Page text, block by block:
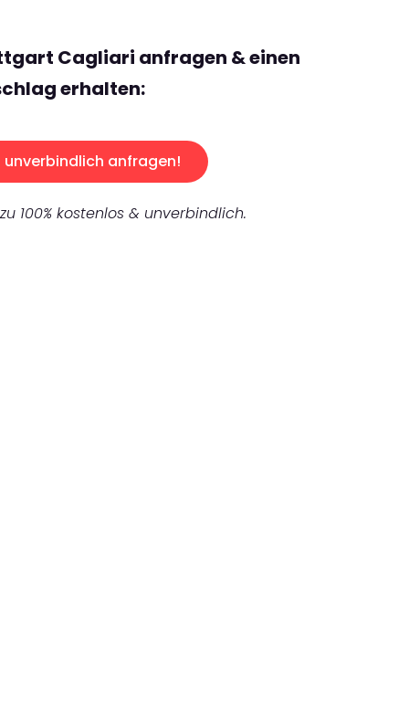
Cagliari anfragen & einen
erhalten:
unverbindlich anfragen!
100% kostenlos & unverbindlich.